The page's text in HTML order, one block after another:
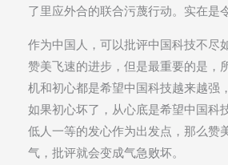
了里应外合的联合污蔑行动。实在是
作为中国人，可以批评中国科技不尽
赞美飞速的进步，但是最重要的是，
机和初心都是希望中国科技越来越强
如果初心坏了，从心底是希望中国科
低人一等的发心作为出发点，那么赞
气，批评就会变成气急败坏。